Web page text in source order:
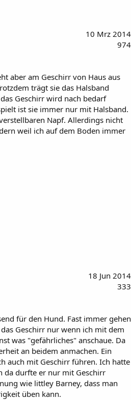
10 Mrz 2014
974
aber am Geschirr von Haus aus
trägt sie das Halsband
Geschirr wird nach bedarf
ist sie immer nur mit Halsband.
Napf. Allerdings nicht
weil ich auf dem Boden immer
18 Jun 2014
333
für den Hund. Fast immer gehen
Geschirr nur wenn ich mit dem
was "gefährliches" anschaue. Da
an beidem anmachen. Ein
auch mit Geschirr führen. Ich hatte
da durfte er nur mit Geschirr
wie littley Barney, dass man
üben kann.